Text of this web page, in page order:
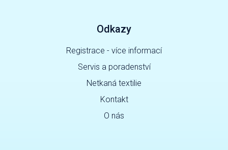
Odkazy
Registrace - více informací
Servis a poradenství
Netkaná textilie
Kontakt
O nás